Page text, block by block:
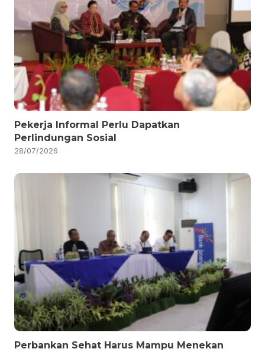
Pekerja Informal Perlu Dapatkan
Perlindungan Sosial
28/07/2026
Perbankan Sehat Harus Mampu Menekan